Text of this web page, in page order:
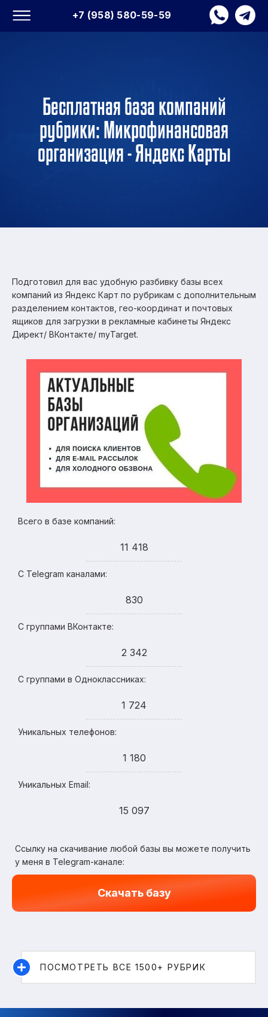
+7 (958) 580-59-59
Бесплатная база компаний
рубрики: Микрофинансовая
организация - Яндекс Карты
Подготовил для вас удобную разбивку базы всех
компаний из Яндекс Карт по рубрикам с дополнительным
разделением контактов, гео-координат и почтовых
ящиков для загрузки в рекламные кабинеты Яндекс
Директ/ ВКонтакте/ myTarget.
Всего в базе компаний:
11 418
С Telegram каналами:
830
С группами ВКонтакте:
2 342
С группами в Одноклассниках:
1 724
Уникальных телефонов:
1 180
Уникальных Email:
15 097
Ссылку на скачивание любой базы вы можете получить
у меня в Telegram-канале:
Скачать базу
ПОСМОТРЕТЬ ВСЕ 1500+ РУБРИК